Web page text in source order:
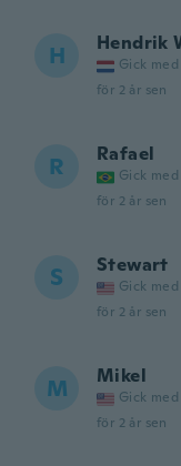
H Hendrik
Gick
för 2 år sen
R Rafael
Gick med
för 2 år sen
S Stewart
Gick med
för 2 år sen
M Mikel
Gick med
för 2 år sen